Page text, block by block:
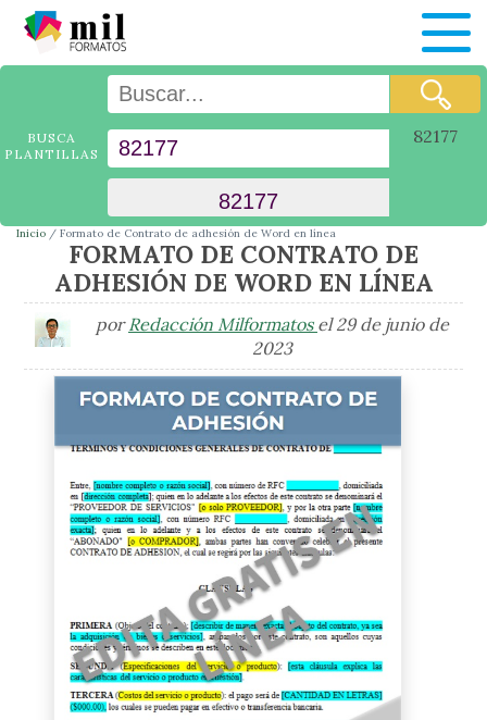
BUSCA
PLANTILLAS
82177
Inicio Formato de Contrato de adhesión de Word en línea
FORMATO DE CONTRATO DE
ADHESIÓN DE WORD EN LÍNEA
porRedacción Milformatos el 29 de junio de
2023